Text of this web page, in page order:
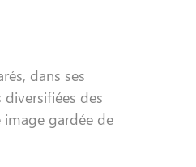
dans ses
des
image gardée de